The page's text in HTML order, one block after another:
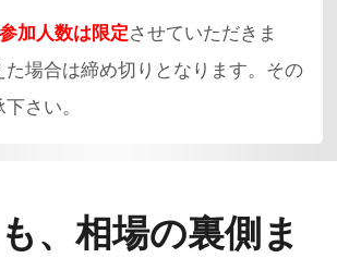
加人数は限定させていただきま
た場合は締め切りとなります。その
、相場の裏側ま